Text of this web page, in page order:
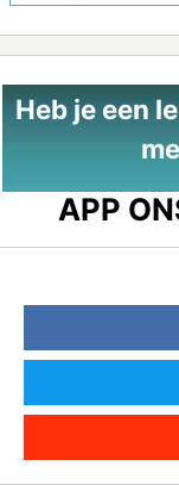
Heb je een
APP